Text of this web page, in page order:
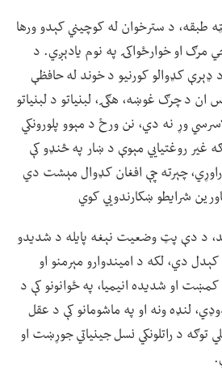
طبقه، د سترخوان له کوچیني کېدو ورها
مرګ او خوارځواکۍ په نوم یادېږي. د
کډوالو کورنیو د خوند له حافظې
د چرګ غوښه، هګۍ، لبنیاتو د لبنیاتو
وړ نه دي، نن ورځ د مېوو پلورونکي
غیر روغتیايي مېوې د ښار په څنډو کې
راوړي، چېرته چې افغان کډوال مېشت دي
شرایطو ښکارندويي کوي
د دې پټ وضعیت نېغه پایله د شدیدو
کېدل دي، لکه د امیندوارو مېرمنو او
او شدیده انیمیا، په ځوانونو کې د
لنډه ونه او په ماشومانو کې د عقل
توګه د راتلونکي نسل جینیاتي جوړښت او